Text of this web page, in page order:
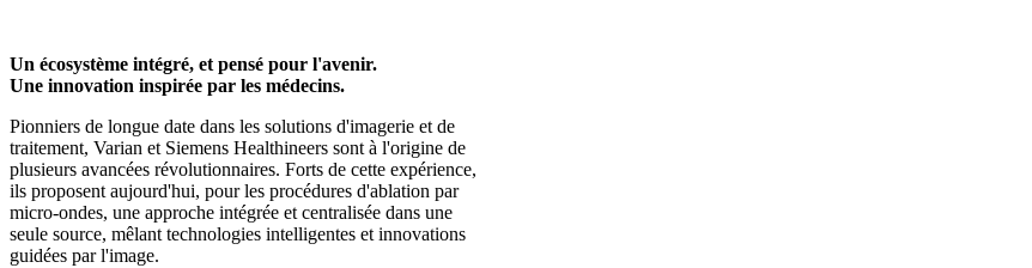
Un écosystème intégré, et pensé pour l'avenir.
Une innovation inspirée par les médecins.
Pionniers de longue date dans les solutions d'imagerie et de
traitement, Varian et Siemens Healthineers sont à l'origine de
plusieurs avancées révolutionnaires. Forts de cette expérience,
ils proposent aujourd'hui, pour les procédures d'ablation par
micro-ondes, une approche intégrée et centralisée dans une
seule source, mêlant technologies intelligentes et innovations
guidées par l'image.